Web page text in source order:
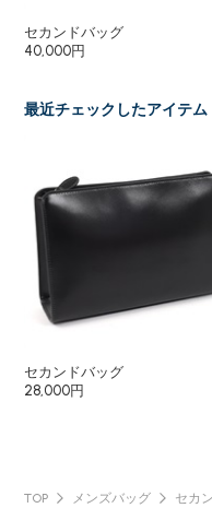
セカンドバッグ
40,000円
最近チェックしたアイテム
セカンドバッグ
28,000円
TOP メンズバッグ セカ